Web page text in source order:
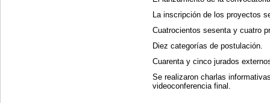
La inscripción de los proyectos
Cuatrocientos sesenta y cuatro
Diez categorías de postulación.
Cuarenta y cinco jurados
Se realizaron charlas
videoconferencia final.